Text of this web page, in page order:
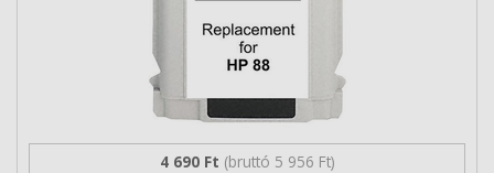
4 690 Ft (bruttó 5 956 Ft)